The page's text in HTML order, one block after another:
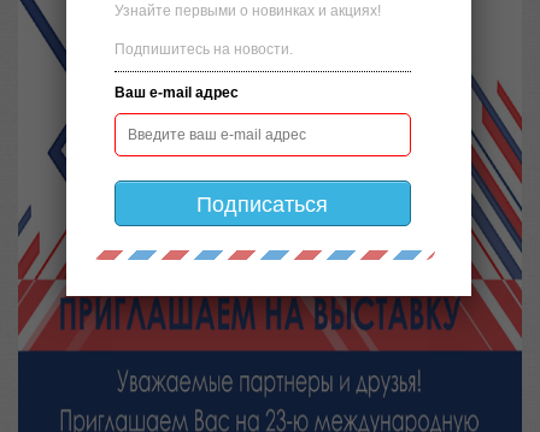
Узнайте первыми о новинках и акциях!
Подпишитесь на новости.
Ваш e-mail адрес
Подписаться